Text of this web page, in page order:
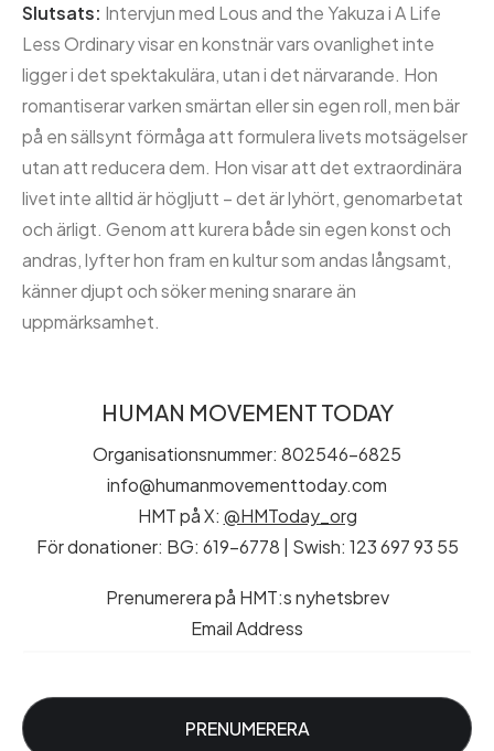
Slutsats: Intervjun med Lous and the Yakuza i A Life
Less Ordinary visar en konstnär vars ovanlighet inte
ligger i det spektakulära, utan i det närvarande. Hon
romantiserar varken smärtan eller sin egen roll, men bär
på en sällsynt förmåga att formulera livets motsägelser
utan att reducera dem. Hon visar att det extraordinära
livet inte alltid är högljutt – det är lyhört, genomarbetat
och ärligt. Genom att kurera både sin egen konst och
andras, lyfter hon fram en kultur som andas långsamt,
känner djupt och söker mening snarare än
uppmärksamhet.
HUMAN MOVEMENT TODAY
Organisationsnummer: 802546-6825
info@humanmovementtoday.com
HMT på X: @HMToday_org
För donationer: BG: 619-6778 | Swish: 123 697 93 55
Prenumerera på HMT:s nyhetsbrev
Email Address